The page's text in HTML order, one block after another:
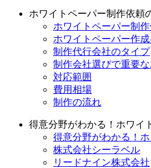
ホワイトペーパー制作依頼
ホワイトペーパー制
ホワイトペーパー作
制作代行会社のタイプ
制作会社選びで重要
対応範囲
費用相場
制作の流れ
得意分野がわかる！ホワイ
得意分野がわかる！
株式会社シーラベル
リードナイン株式会社